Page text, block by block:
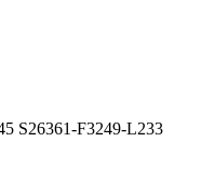
S26361-F3249-L233